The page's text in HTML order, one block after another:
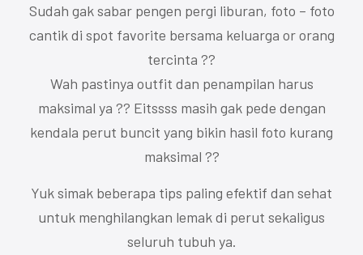
Sudah gak sabar pengen pergi liburan, foto – foto
cantik di spot favorite bersama keluarga or orang
tercinta ??
Wah pastinya outfit dan penampilan harus
maksimal ya ?? Eitssss masih gak pede dengan
kendala perut buncit yang bikin hasil foto kurang
maksimal ??
Yuk simak beberapa tips paling efektif dan sehat
untuk menghilangkan lemak di perut sekaligus
seluruh tubuh ya.